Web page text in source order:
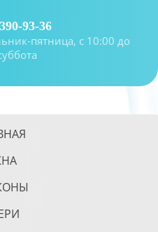
93-36
пятница, с 10:00 до